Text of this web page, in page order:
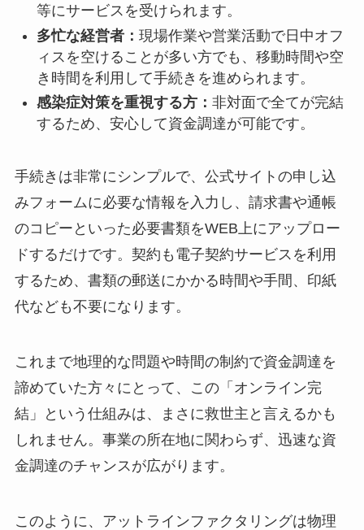
等にサービスを受けられます。
多忙な経営者： 現場作業や営業活動で日中オフ
ィスを空けることが多い方でも、移動時間や空
き時間を利用して手続きを進められます。
感染症対策を重視する方： 非対面で全てが完結
するため、安心して資金調達が可能です。
手続きは非常にシンプルで、公式サイトの申し込
みフォームに必要な情報を入力し、請求書や通帳
のコピーといった必要書類をWEB上にアップロー
ドするだけです。契約も電子契約サービスを利用
するため、書類の郵送にかかる時間や手間、印紙
代なども不要になります。
これまで地理的な問題や時間の制約で資金調達を
諦めていた方々にとって、この「オンライン完
結」という仕組みは、まさに救世主と言えるかも
しれません。事業の所在地に関わらず、迅速な資
金調達のチャンスが広がります。
このように、アットラインファクタリングは物理